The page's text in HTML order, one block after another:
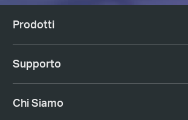
Prodotti
Supporto
Chi Siamo